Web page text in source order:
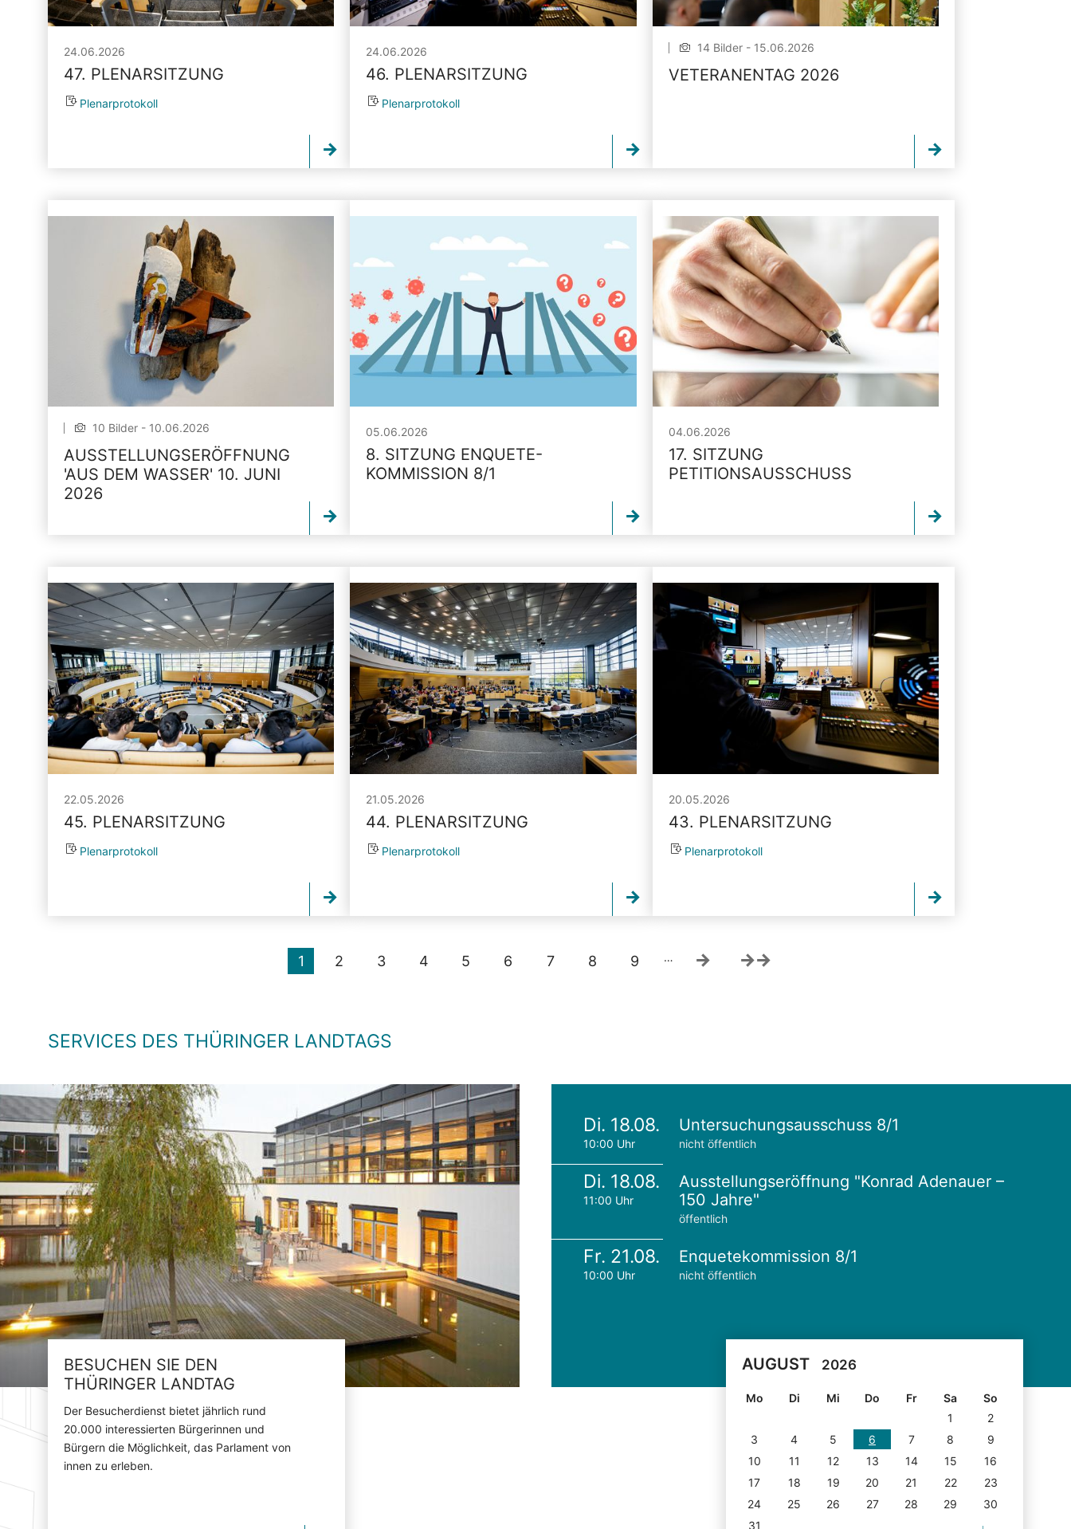
24.06.2026
47. PLENARSITZUNG
Plenarprotokoll
24.06.2026
46. PLENARSITZUNG
Plenarprotokoll
14 Bilder - 15.06.2026
VETERANENTAG 2026
10 Bilder - 10.06.2026
AUSSTELLUNGSERÖFFNUNG
'AUS DEM WASSER' 10. JUNI
2026
05.06.2026
8. SITZUNG ENQUETE-
KOMMISSION 8/1
04.06.2026
17. SITZUNG
PETITIONSAUSSCHUSS
22.05.2026
45. PLENARSITZUNG
Plenarprotokoll
21.05.2026
44. PLENARSITZUNG
Plenarprotokoll
20.05.2026
43. PLENARSITZUNG
Plenarprotokoll
1 2 3 4 5 6 7 8 9 …
SERVICES DES THÜRINGER LANDTAGS
BESUCHEN SIE DEN
THÜRINGER LANDTAG
Der Besucherdienst bietet jährlich rund
20.000 interessierten Bürgerinnen und
Bürgern die Möglichkeit, das Parlament von
innen zu erleben.
Di. 18.08.
10:00 Uhr
Untersuchungsausschuss 8/1
nicht öffentlich
Di. 18.08.
11:00 Uhr
Ausstellungseröffnung "Konrad Adenauer –
150 Jahre"
öffentlich
Fr. 21.08.
10:00 Uhr
Enquetekommission 8/1
nicht öffentlich
AUGUST 2026
Mo Di Mi Do Fr Sa
So
1
2
3
4 5 6 7 8
9
10
11 12 13 14 15
16
17
18 19 20 21 22
23
24
25 26 27 28 29
30
31